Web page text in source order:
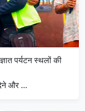
पर्यटन स्थलों की
देने और …